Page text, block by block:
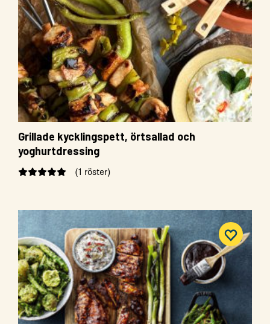
Grillade kycklingspett, örtsallad och
yoghurtdressing
(1 röster)